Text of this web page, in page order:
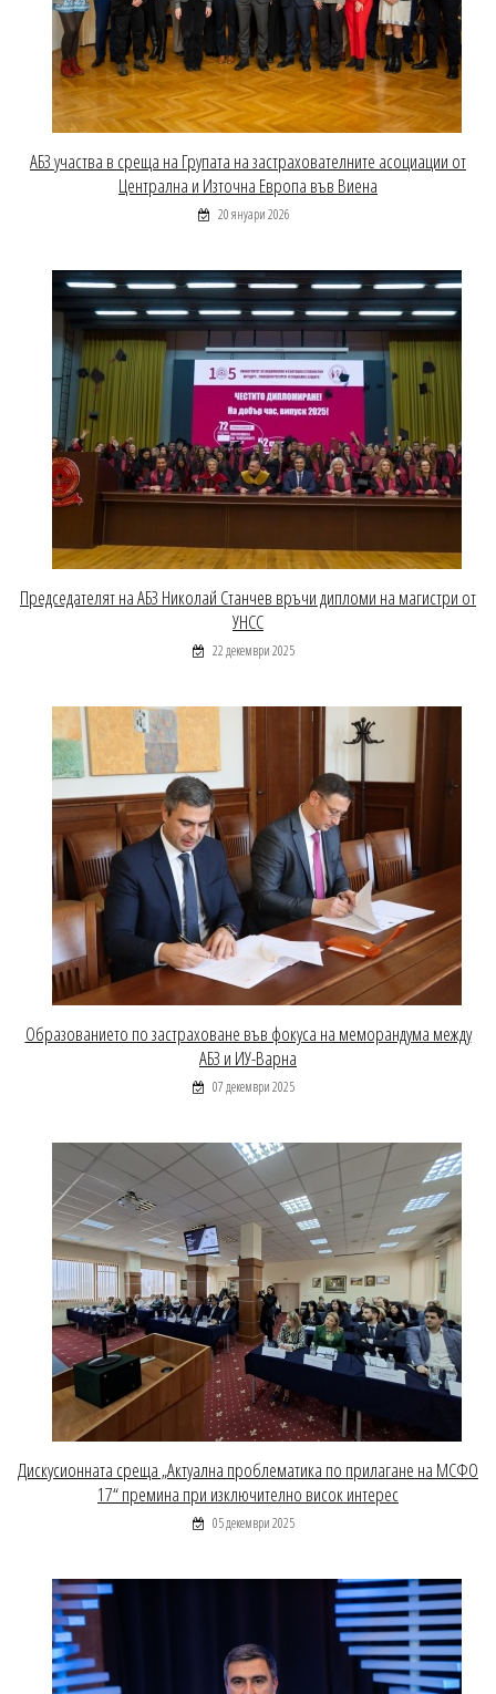
АБЗ участва в среща на Групата на застрахователните асоциации от
Централна и Източна Европа във Виена
20 януари 2026
Председателят на АБЗ Николай Станчев връчи дипломи на магистри от
УНСС
22 декември 2025
Образованието по застраховане във фокуса на меморандума между
АБЗ и ИУ-Варна
07 декември 2025
Дискусионната среща „Актуална проблематика по прилагане на МСФО
17“ премина при изключително висок интерес
05 декември 2025